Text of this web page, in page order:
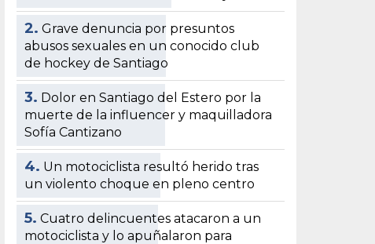
2. Grave denuncia por presuntos
abusos sexuales en un conocido club
de hockey de Santiago
3. Dolor en Santiago del Estero por la
muerte de la influencer y maquilladora
Sofía Cantizano
4. Un motociclista resultó herido tras
un violento choque en pleno centro
5. Cuatro delincuentes atacaron a un
motociclista y lo apuñalaron para